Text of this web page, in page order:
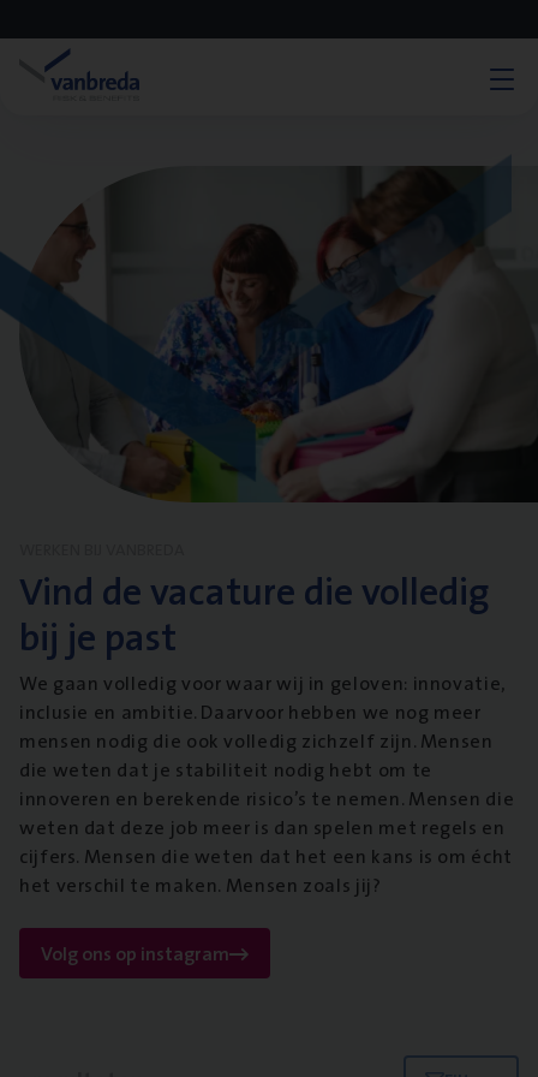
Vind de vacature die volledig
bij je past
We gaan volledig voor waar wij in geloven: innovatie,
inclusie en ambitie. Daarvoor hebben we nog meer
mensen nodig die ook volledig zichzelf zijn. Mensen
die weten dat je stabiliteit nodig hebt om te
innoveren en berekende risico’s te nemen. Mensen die
weten dat deze job meer is dan spelen met regels en
cijfers. Mensen die weten dat het een kans is om écht
het verschil te maken. Mensen zoals jij?
Volg ons op instagram